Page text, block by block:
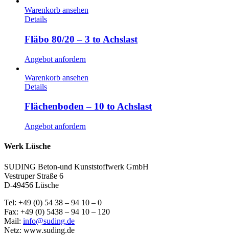
Warenkorb ansehen
Details
Fläbo 80/20 – 3 to Achslast
Angebot anfordern
Warenkorb ansehen
Details
Flächenboden – 10 to Achslast
Angebot anfordern
Werk Lüsche
SUDING Beton-und Kunststoffwerk GmbH
Vestruper Straße 6
D-49456 Lüsche
Tel: +49 (0) 54 38 – 94 10 – 0
Fax: +49 (0) 5438 – 94 10 – 120
Mail: info@suding.de
Netz: www.suding.de